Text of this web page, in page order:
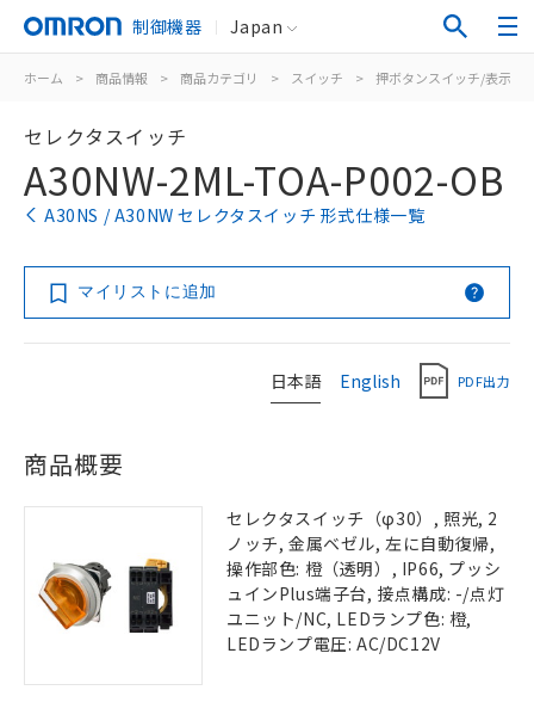
制御機器 Japan
ホーム > 商品情報 > 商品カテゴリ > スイッチ > 押ボタンスイッチ/表示灯
セレクタスイッチ
A30NW-2ML-TOA-P002-OB
A30NS / A30NW セレクタスイッチ 形式仕様一覧
マイリストに追加
日本語 English PDF出力
商品概要
セレクタスイッチ（φ30）, 照光, 2
ノッチ, 金属ベゼル, 左に自動復帰,
操作部色: 橙（透明）, IP66, プッシ
ュインPlus端子台, 接点構成: -/点灯
ユニット/NC, LEDランプ色: 橙,
LEDランプ電圧: AC/DC12V